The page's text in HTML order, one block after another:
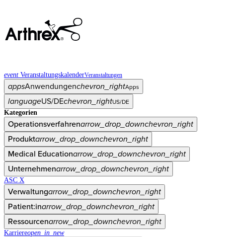
event VeranstaltungskalenderVeranstaltungen
appsAnwendungenchevron_rightApps
languageUS/DEchevron_rightUS/DE
Kategorien
Operationsverfahrenarrow_drop_downchevron_right
Produktarrow_drop_downchevron_right
Medical Educationarrow_drop_downchevron_right
Unternehmenarrow_drop_downchevron_right
ASC X
Verwaltungarrow_drop_downchevron_right
Patient:inarrow_drop_downchevron_right
Ressourcenarrow_drop_downchevron_right
Karriereopen_in_new